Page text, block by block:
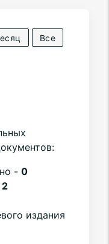
Все
- 0
2
издания